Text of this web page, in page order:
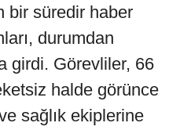
bir süredir haber
durumdan
girdi. Görevliler, 66
halde görünce
sağlık ekiplerine